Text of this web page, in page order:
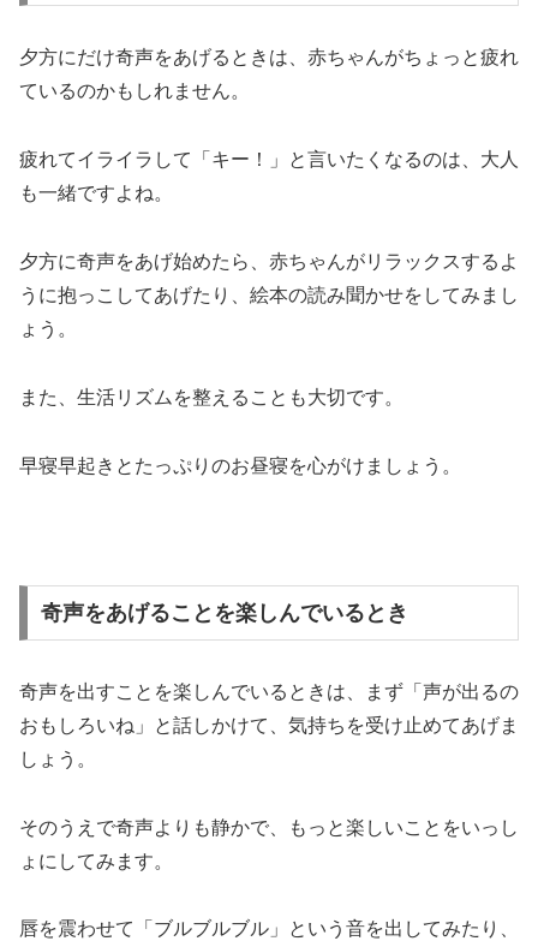
夕方にだけ奇声をあげるときは、赤ちゃんがちょっと疲れ
ているのかもしれません。
疲れてイライラして「キー！」と言いたくなるのは、大人
も一緒ですよね。
夕方に奇声をあげ始めたら、赤ちゃんがリラックスするよ
うに抱っこしてあげたり、絵本の読み聞かせをしてみまし
ょう。
また、生活リズムを整えることも大切です。
早寝早起きとたっぷりのお昼寝を心がけましょう。
奇声をあげることを楽しんでいるとき
奇声を出すことを楽しんでいるときは、まず「声が出るの
おもしろいね」と話しかけて、気持ちを受け止めてあげま
しょう。
そのうえで奇声よりも静かで、もっと楽しいことをいっし
ょにしてみます。
唇を震わせて「ブルブルブル」という音を出してみたり、